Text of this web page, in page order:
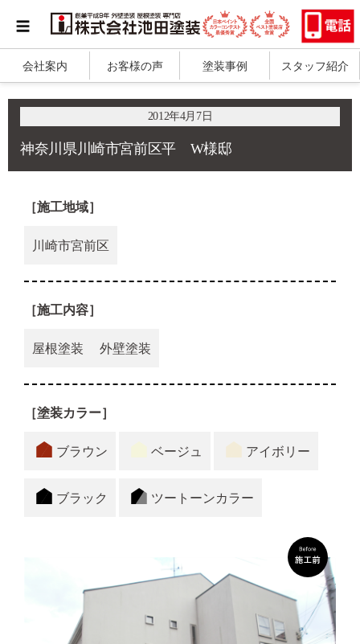
会社案内 お客様の声 塗装事例 スタッフ紹介
2012年4月7日
神奈川県川崎市宮前区平 W様邸
［施工地域］
川崎市宮前区
［施工内容］
屋根塗装 外壁塗装
［塗装カラー］
ブラウン ベージュ アイボリー
ブラック ツートーンカラー